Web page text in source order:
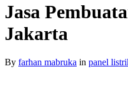
Jasa
Jakarta
By farhan mabruka in panel